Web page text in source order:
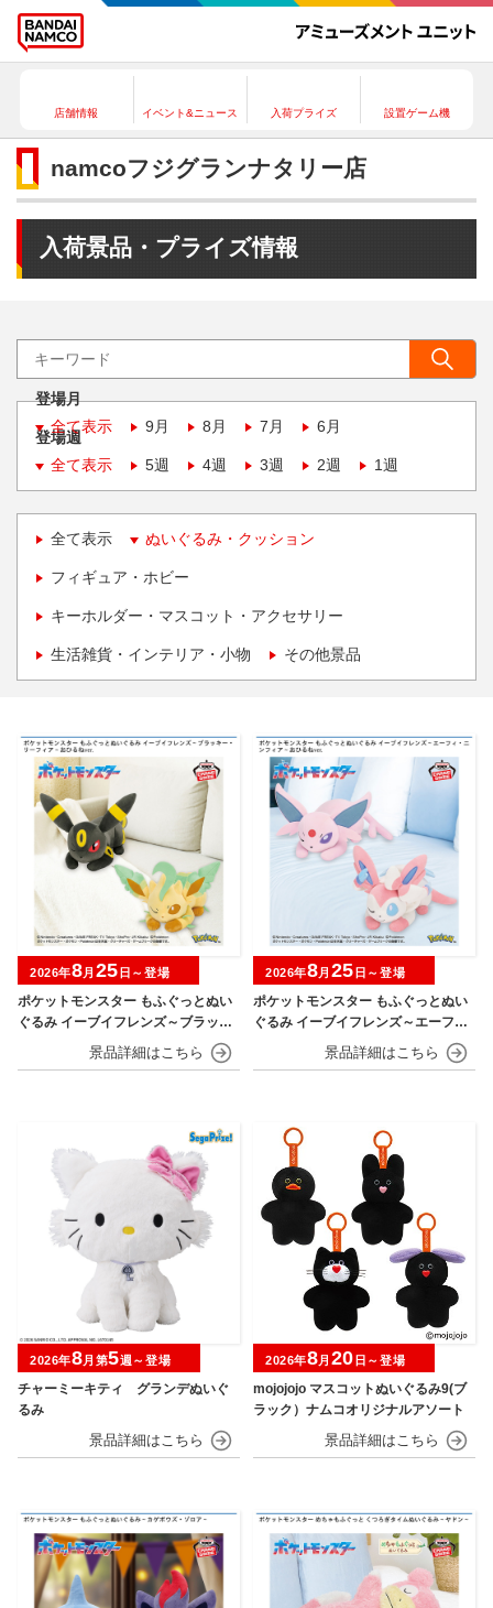
店舗情報 イベント&ニュース 入荷プライズ 設置ゲーム機
namcoフジグランナタリー店
入荷景品・プライズ情報
登場月
全て表示
9月 8月 7月 6月
登場週
全て表示
5週 4週 3週 2週 1週
全て表示 ぬいぐるみ・クッション
フィギュア・ホビー
キーホルダー・マスコット・アクセサリー
生活雑貨・インテリア・小物 その他景品
ポケットモンスター もふぐっとぬい
ぐるみ イーブイフレンズ～ブラッキ
ー・リーフィア～おひるねver.
2026年8月 25 日～登場
ポケットモンスター もふぐっとぬい
ぐるみ イーブイフレンズ～エーフ
ィ・ニンフィア～おひるねver.
2026年8月 25 日～登場
チャーミーキティ グランデぬいぐ
るみ
2026年8月第5週～登場
mojojojo マスコットぬいぐるみ9(ブ
ラック）ナムコオリジナルアソート
2026年8月 20 日～登場